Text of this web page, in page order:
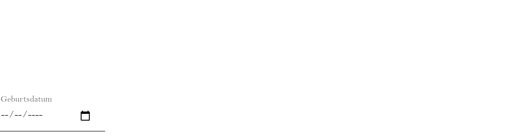
Geburtsdatum